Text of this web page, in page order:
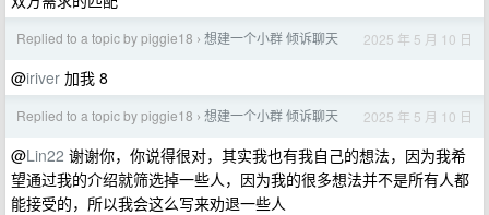
Replied to a topic by piggie18 › 想建一个小群 倾诉聊天 2025 年 5 月 10 日
@iriver 加我 8
Replied to a topic by piggie18 › 想建一个小群 倾诉聊天 2025 年 5 月 10 日
@Lin22 谢谢你，你说得很对，其实我也有我自己的想法，因为我希
望通过我的介绍就筛选掉一些人，因为我的很多想法并不是所有人都
能接受的，所以我会这么写来劝退一些人